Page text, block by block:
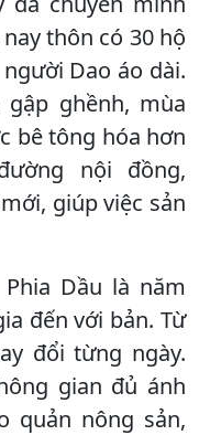
thôn có 30 hộ
Dao áo dài.
ghềnh, mùa
bê tông hóa hơn
nội đồng,
giúp việc sản
Dầu là năm
đến với bản. Từ
đổi từng ngày.
gian đủ ánh
quản nông sản,